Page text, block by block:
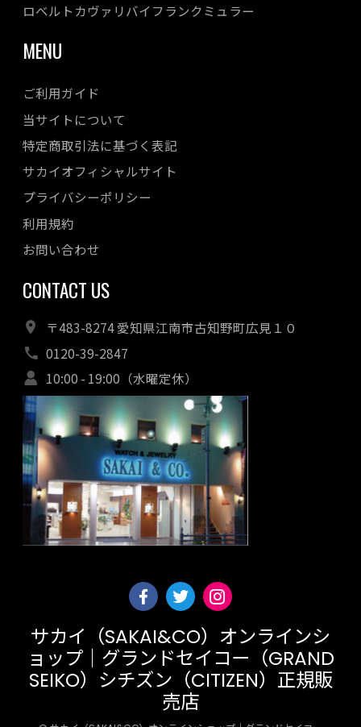
ロベルトカヴァリバイフランクミュラー
MENU
ご利用ガイド
当サイトについて
特定商取引法に基づく表記
サカイオフィシャルサイト
プライバシーポリシー
利用規約
お問い合わせ
CONTACT US
〒483-8274 愛知県江南市古知野町広見１０
0120-39-2847
10:00 - 19:00（水曜定休）
サカイ（SAKAI&CO）オンラインシ
ョップ｜グランドセイコー（GRAND
SEIKO）シチズン（CITIZEN）正規販
売店